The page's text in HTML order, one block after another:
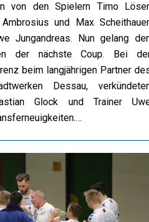
von den Spielern Timo
und Max
Jungandreas. Nun gelang
der nächste Coup. Bei
beim langjährigen Partner
Dessau,
Glock und Trainer